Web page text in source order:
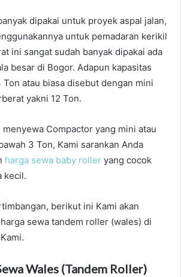
dipakai untuk proyek aspal jalan,
untuk pemadaran kerikil
ini sangat sudah banyak dipakai ada
besar di Bogor. Adapun kapasitas
atau biasa disebut dengan mini
yakni 12 Ton.
Compactor yang mini atau
3 Ton, Kami sarankan Anda
harga sewa baby roller yang cocok
kecil.
berikut ini Kami akan
sewa tandem roller (wales) di
Wales (Tandem Roller)